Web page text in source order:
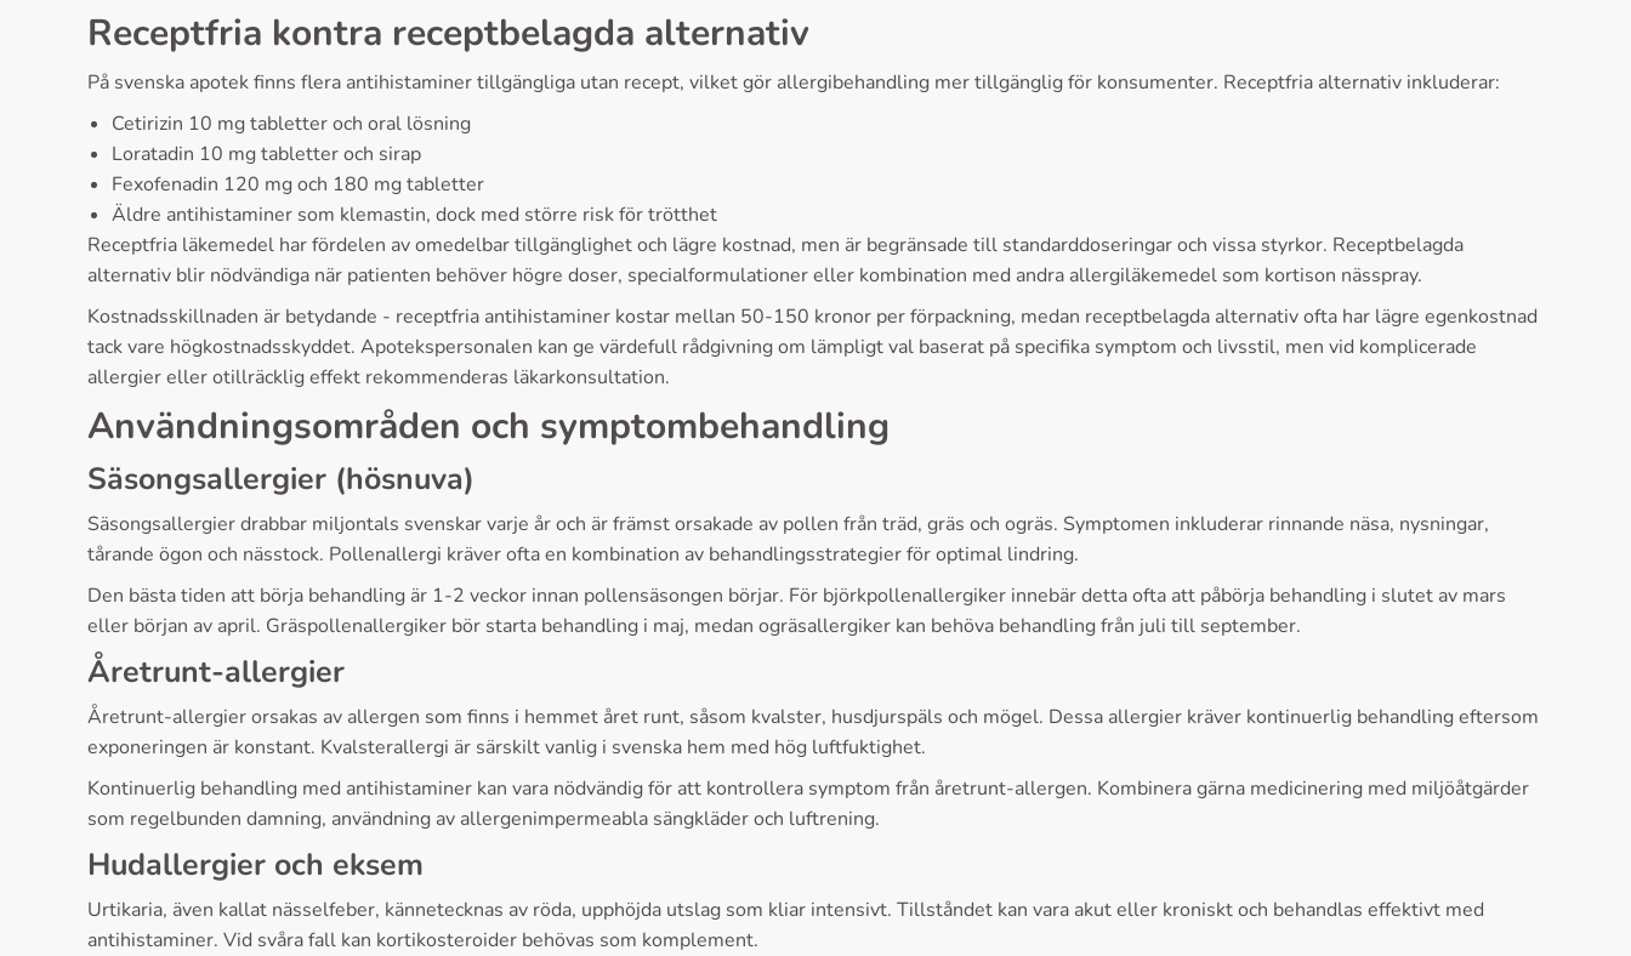
Receptfria kontra receptbelagda alternativ
På svenska apotek finns flera antihistaminer tillgängliga utan recept, vilket gör allergibehandling mer tillgänglig för konsumenter. Receptfria alternativ inkluderar:
Cetirizin 10 mg tabletter och oral lösning
Loratadin 10 mg tabletter och sirap
Fexofenadin 120 mg och 180 mg tabletter
Äldre antihistaminer som klemastin, dock med större risk för trötthet
Receptfria läkemedel har fördelen av omedelbar tillgänglighet och lägre kostnad, men är begränsade till standarddoseringar och vissa styrkor. Receptbelagda
alternativ blir nödvändiga när patienten behöver högre doser, specialformulationer eller kombination med andra allergiläkemedel som kortison nässpray.
Kostnadsskillnaden är betydande - receptfria antihistaminer kostar mellan 50-150 kronor per förpackning, medan receptbelagda alternativ ofta har lägre egenkostnad
tack vare högkostnadsskyddet. Apotekspersonalen kan ge värdefull rådgivning om lämpligt val baserat på specifika symptom och livsstil, men vid komplicerade
allergier eller otillräcklig effekt rekommenderas läkarkonsultation.
Användningsområden och symptombehandling
Säsongsallergier (hösnuva)
Säsongsallergier drabbar miljontals svenskar varje år och är främst orsakade av pollen från träd, gräs och ogräs. Symptomen inkluderar rinnande näsa, nysningar,
tårande ögon och nässtock. Pollenallergi kräver ofta en kombination av behandlingsstrategier för optimal lindring.
Den bästa tiden att börja behandling är 1-2 veckor innan pollensäsongen börjar. För björkpollenallergiker innebär detta ofta att påbörja behandling i slutet av mars
eller början av april. Gräspollenallergiker bör starta behandling i maj, medan ogräsallergiker kan behöva behandling från juli till september.
Åretrunt-allergier
Åretrunt-allergier orsakas av allergen som finns i hemmet året runt, såsom kvalster, husdjurspäls och mögel. Dessa allergier kräver kontinuerlig behandling eftersom
exponeringen är konstant. Kvalsterallergi är särskilt vanlig i svenska hem med hög luftfuktighet.
Kontinuerlig behandling med antihistaminer kan vara nödvändig för att kontrollera symptom från åretrunt-allergen. Kombinera gärna medicinering med miljöåtgärder
som regelbunden damning, användning av allergenimpermeabla sängkläder och luftrening.
Hudallergier och eksem
Urtikaria, även kallat nässelfeber, kännetecknas av röda, upphöjda utslag som kliar intensivt. Tillståndet kan vara akut eller kroniskt och behandlas effektivt med
antihistaminer. Vid svåra fall kan kortikosteroider behövas som komplement.